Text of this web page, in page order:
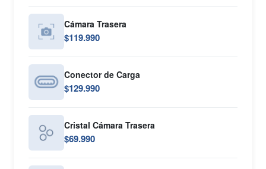
Cámara Trasera
$119.990
Conector de Carga
$129.990
Cristal Cámara Trasera
$69.990